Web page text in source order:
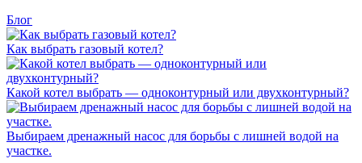
Блог
Как выбрать газовый котел?
Какой котел выбрать — одноконтурный или двухконтурный?
Выбираем дренажный насос для борьбы с лишней водой на
участке.